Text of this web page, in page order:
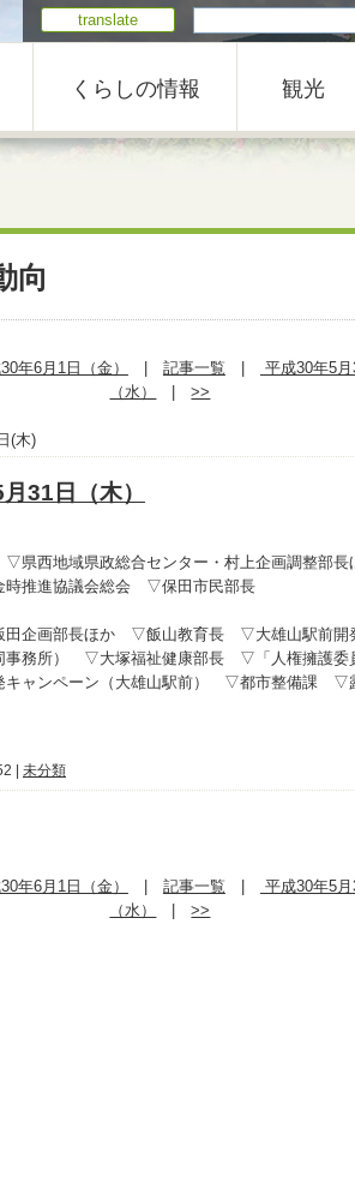
translate
くらしの情報 観光
向
年6月1日（金） 記事一覧
平成30年5月
（水）
|>>
(木)
31日（木）
県西地域県政総合センター・村上企画調整部
推進協議会総会 ▽保田市民部長
企画部長ほか ▽飯山教育長 ▽大雄山駅前開
事務所） ▽大塚福祉健康部長 ▽「人権擁護委
キャンペーン（大雄山駅前） ▽都市整備課 ▽
| 未分類
年6月1日（金） 記事一覧
平成30年5月
（水）
|>>